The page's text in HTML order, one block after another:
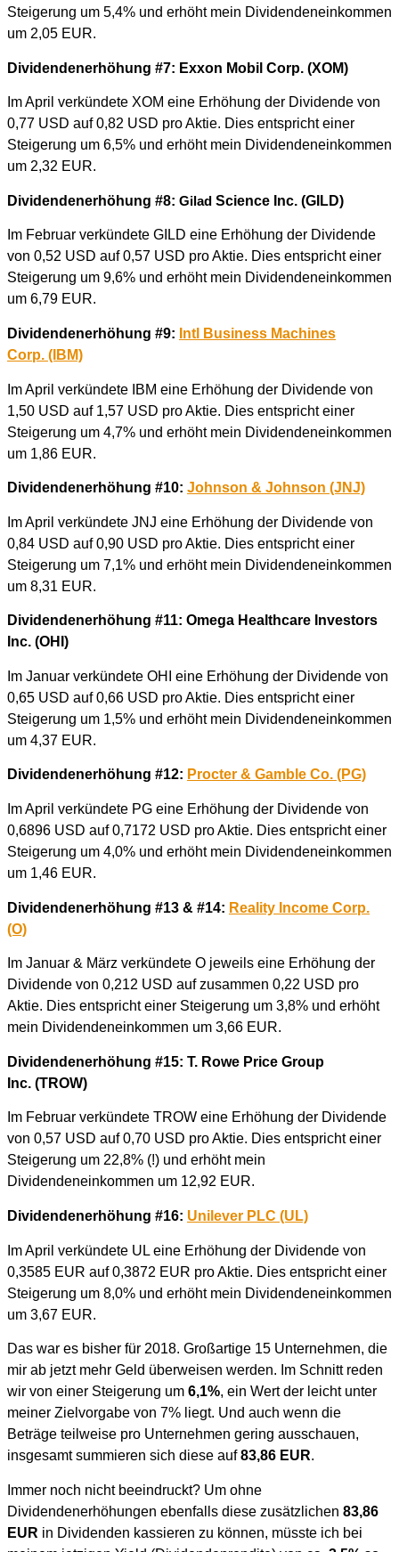
Steigerung um 5,4% und erhöht mein Dividendeneinkommen
um 2,05 EUR.
Dividendenerhöhung #7: Exxon Mobil Corp. (XOM)
Im April verkündete XOM eine Erhöhung der Dividende von
0,77 USD auf 0,82 USD pro Aktie. Dies entspricht einer
Steigerung um 6,5% und erhöht mein Dividendeneinkommen
um 2,32 EUR.
Dividendenerhöhung #8: Gilad Science Inc. (GILD)
Im Februar verkündete GILD eine Erhöhung der Dividende
von 0,52 USD auf 0,57 USD pro Aktie. Dies entspricht einer
Steigerung um 9,6% und erhöht mein Dividendeneinkommen
um 6,79 EUR.
Dividendenerhöhung #9: Intl Business Machines
Corp. (IBM)
Im April verkündete IBM eine Erhöhung der Dividende von
1,50 USD auf 1,57 USD pro Aktie. Dies entspricht einer
Steigerung um 4,7% und erhöht mein Dividendeneinkommen
um 1,86 EUR.
Dividendenerhöhung #10: Johnson & Johnson (JNJ)
Im April verkündete JNJ eine Erhöhung der Dividende von
0,84 USD auf 0,90 USD pro Aktie. Dies entspricht einer
Steigerung um 7,1% und erhöht mein Dividendeneinkommen
um 8,31 EUR.
Dividendenerhöhung #11: Omega Healthcare Investors
Inc. (OHI)
Im Januar verkündete OHI eine Erhöhung der Dividende von
0,65 USD auf 0,66 USD pro Aktie. Dies entspricht einer
Steigerung um 1,5% und erhöht mein Dividendeneinkommen
um 4,37 EUR.
Dividendenerhöhung #12: Procter & Gamble Co. (PG)
Im April verkündete PG eine Erhöhung der Dividende von
0,6896 USD auf 0,7172 USD pro Aktie. Dies entspricht einer
Steigerung um 4,0% und erhöht mein Dividendeneinkommen
um 1,46 EUR.
Dividendenerhöhung #13 & #14: Reality Income Corp.
(O)
Im Januar & März verkündete O jeweils eine Erhöhung der
Dividende von 0,212 USD auf zusammen 0,22 USD pro
Aktie. Dies entspricht einer Steigerung um 3,8% und erhöht
mein Dividendeneinkommen um 3,66 EUR.
Dividendenerhöhung #15: T. Rowe Price Group
Inc. (TROW)
Im Februar verkündete TROW eine Erhöhung der Dividende
von 0,57 USD auf 0,70 USD pro Aktie. Dies entspricht einer
Steigerung um 22,8% (!) und erhöht mein
Dividendeneinkommen um 12,92 EUR.
Dividendenerhöhung #16: Unilever PLC (UL)
Im April verkündete UL eine Erhöhung der Dividende von
0,3585 EUR auf 0,3872 EUR pro Aktie. Dies entspricht einer
Steigerung um 8,0% und erhöht mein Dividendeneinkommen
um 3,67 EUR.
Das war es bisher für 2018. Großartige 15 Unternehmen, die
mir ab jetzt mehr Geld überweisen werden. Im Schnitt reden
wir von einer Steigerung um 6,1%, ein Wert der leicht unter
meiner Zielvorgabe von 7% liegt. Und auch wenn die
Beträge teilweise pro Unternehmen gering ausschauen,
insgesamt summieren sich diese auf83,86 EUR.
Immer noch nicht beeindruckt? Um ohne
Dividendenerhöhungen ebenfalls diese zusätzlichen 83,86
EUR in Dividenden kassieren zu können, müsste ich bei